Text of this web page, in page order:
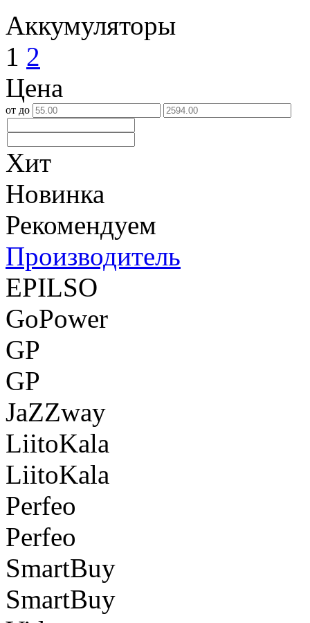
Аккумуляторы
1 2
Цена
от до
Хит
Новинка
Рекомендуем
Производитель
EPILSO
GoPower
GP
GP
JaZZway
LiitoKala
LiitoKala
Perfeo
Perfeo
SmartBuy
SmartBuy